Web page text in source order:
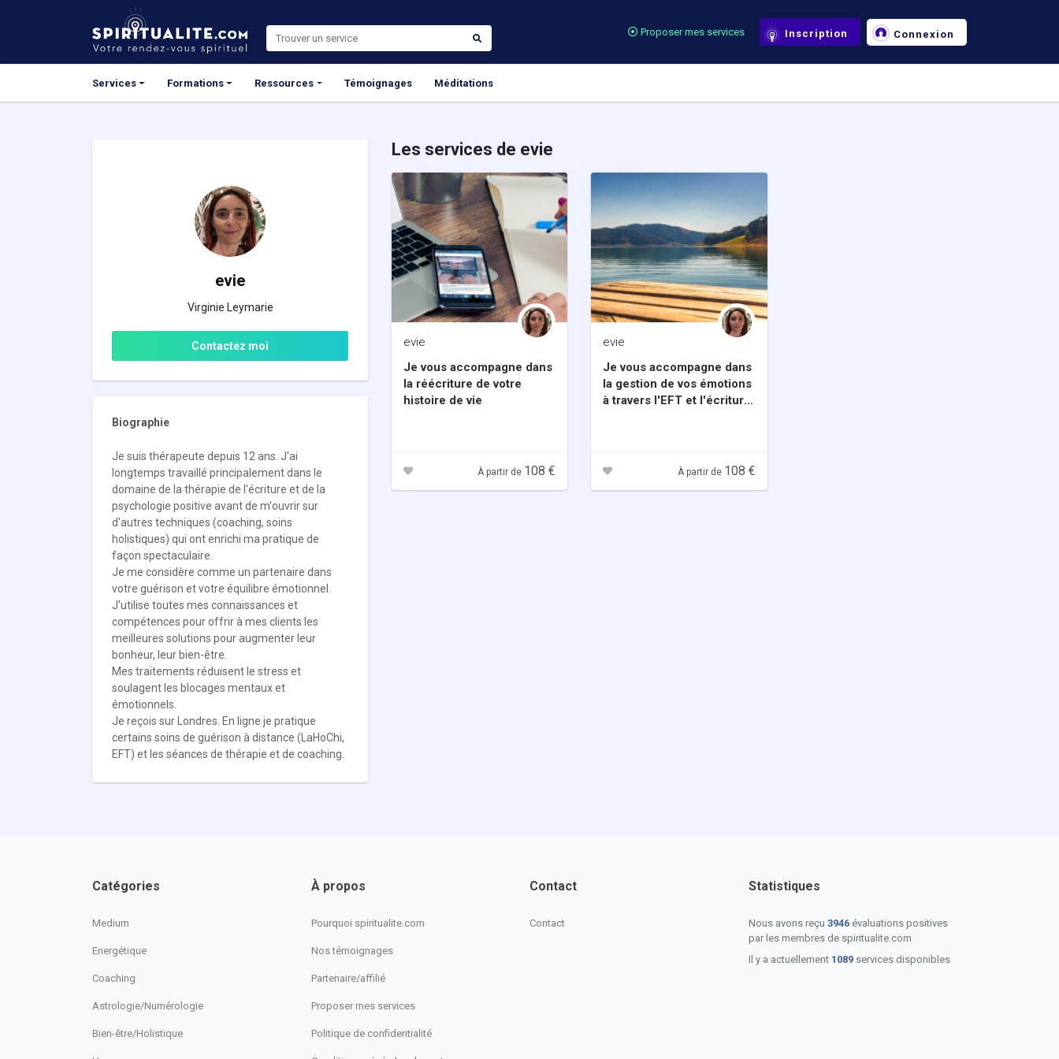
Proposer mes services Inscription Connexion
Services Formations Ressources Témoignages Méditations
evie
Virginie Leymarie
Contactez moi
Biographie
Je suis thérapeute depuis 12 ans. J'ai
longtemps travaillé principalement dans le
domaine de la thérapie de l'écriture et de la
psychologie positive avant de m'ouvrir sur
d'autres techniques (coaching, soins
holistiques) qui ont enrichi ma pratique de
façon spectaculaire.
Je me considère comme un partenaire dans
votre guérison et votre équilibre émotionnel.
J'utilise toutes mes connaissances et
compétences pour offrir à mes clients les
meilleures solutions pour augmenter leur
bonheur, leur bien-être.
Mes traitements réduisent le stress et
soulagent les blocages mentaux et
émotionnels.
Je reçois sur Londres. En ligne je pratique
certains soins de guérison à distance (LaHoChi,
EFT) et les séances de thérapie et de coaching.
Les services de evie
evie
Je vous accompagne dans
la réécriture de votre
histoire de vie
À partir de 108 €
evie
Je vous accompagne dans
la gestion de vos émotions
à travers l'EFT et l'écriture
À partir de 108 €
Catégories
Medium
Energétique
Coaching
Astrologie/Numérologie
Bien-être/Holistique
À propos
Pourquoi spiritualite.com
Nos témoignages
Partenaire/affilié
Proposer mes services
Politique de confidentialité
Contact
Contact
Statistiques
Nous avons reçu 3946évaluations positives
par les membres de spiritualite.com
Il y a actuellement 1089services disponibles
Panneau de gestion des cookies